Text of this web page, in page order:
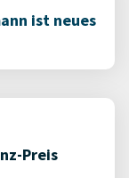
ist neues
Preis